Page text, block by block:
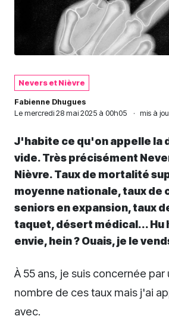
Nevers et Nièvre
Fabienne Dhugues
Le mercredi 28 mai 2025 à 00h05 · mis à
J'habite ce qu'on appelle la
vide. Très précisément
Nièvre. Taux de mortalité
moyenne nationale, taux de
seniors en expansion, taux
taquet, désert médical... Hu
envie, hein ? Ouais, je le
À 55 ans, je suis concernée par
nombre de ces taux mais j'ai
avec.